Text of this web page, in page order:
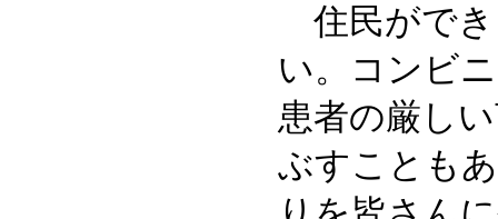
住民ができ
い。コンビ
患者の厳し
ぶすことも